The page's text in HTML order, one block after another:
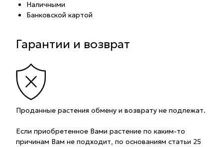
Наличными
Банковской картой
Гарантии и возврат
Проданные растения обмену и возврату не подлежат.
Если приобретенное Вами растение по каким-то
причинам Вам не подходит, по основаниям статьи 25